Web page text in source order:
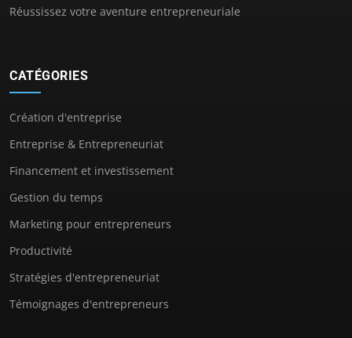
Réussissez votre aventure entrepreneuriale
CATÉGORIES
Création d'entreprise
Entreprise & Entrepreneuriat
Financement et investissement
Gestion du temps
Marketing pour entrepreneurs
Productivité
Stratégies d'entrepreneuriat
Témoignages d'entrepreneurs